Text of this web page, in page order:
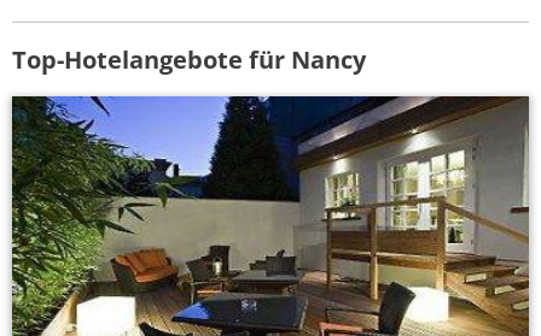
Top-Hotelangebote für Nancy